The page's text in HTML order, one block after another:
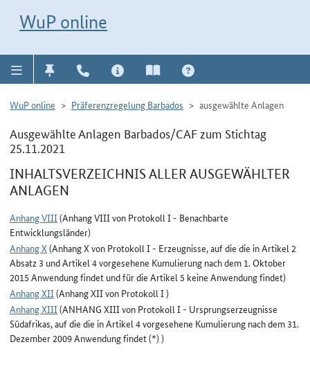
WuP online
WuP online Präferenzregelung Barbados ausgewählte Anlagen
Ausgewählte Anlagen Barbados/CAF zum Stichtag
25.11.2021
INHALTSVERZEICHNIS ALLER AUSGEWÄHLTER
ANLAGEN
Anhang VIII(Anhang VIII von Protokoll I - Benachbarte
Entwicklungsländer)
Anhang X(Anhang X von Protokoll I - Erzeugnisse, auf die die in Artikel 2
Absatz 3 und Artikel 4 vorgesehene Kumulierung nach dem 1. Oktober
2015 Anwendung findet und für die Artikel 5 keine Anwendung findet)
Anhang XII(Anhang XII von Protokoll I )
Anhang XIII(ANHANG XIII von Protokoll I - Ursprungserzeugnisse
Südafrikas, auf die die in Artikel 4 vorgesehene Kumulierung nach dem 31.
Dezember 2009 Anwendung findet (*) )